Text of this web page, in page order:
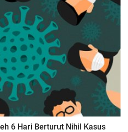
6 Hari Berturut Nihil Kasus